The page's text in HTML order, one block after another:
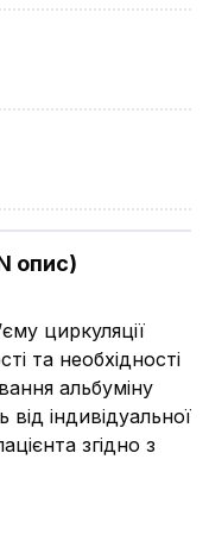
опис)
циркуляції
та необхідності
альбуміну
індивідуальної
згідно з